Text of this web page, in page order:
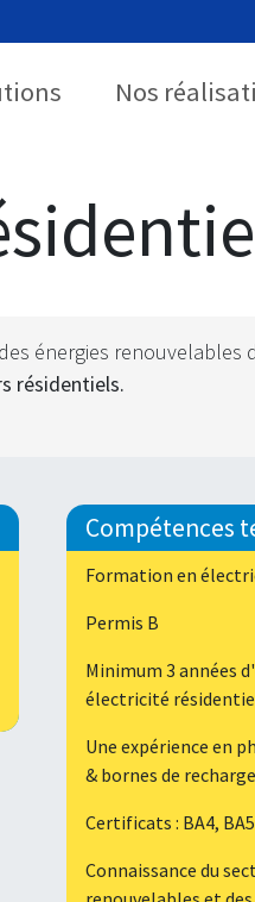
Nos
énergies
résidentiels.
Compétences
Formation en
Permis B
Minimum 3 années
électricité
Une expérience en
& bornes de
Certificats : BA4, BA5
Connaissance du